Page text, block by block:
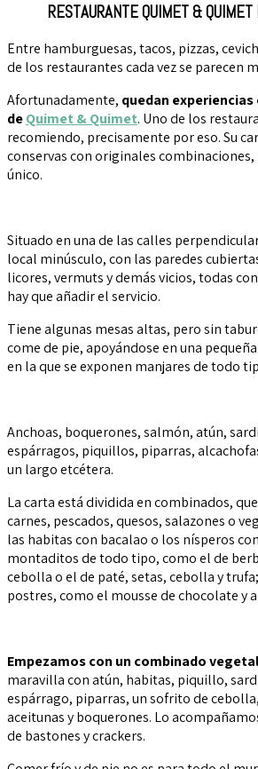
RESTAURANTE QUIMET & QUIMET
Entre hamburguesas, tacos, pizzas,
de los restaurantes cada vez se parecen
Afortunadamente, quedan
deQuimet & Quimet. Uno de los
recomiendo, precisamente por eso. Su
conservas con originales combinaciones,
único.
Situado en una de las calles
local minúsculo, con las paredes
licores, vermuts y demás vicios, todas
hay que añadir el servicio.
Tiene algunas mesas altas, pero sin
come de pie, apoyándose en una
en la que se exponen manjares de todo
Anchoas, boquerones, salmón, atún,
espárragos, piquillos, piparras,
un largo etcétera.
La carta está dividida en combinados,
carnes, pescados, quesos, salazones o
las habitas con bacalao o los nísperos
montaditos de todo tipo, como el de
cebolla o el de paté, setas, cebolla y
postres, como el mousse de chocolate y
Empezamos con un combinado
maravilla con atún, habitas, piquillo,
espárrago, piparras, un sofrito de
aceitunas y boquerones. Lo
de bastones y crackers.